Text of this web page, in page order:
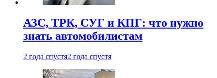
АЗС, ТРК, СУГ и КПГ: что нужно
знать автомобилистам
2 года спустя2 года спустя